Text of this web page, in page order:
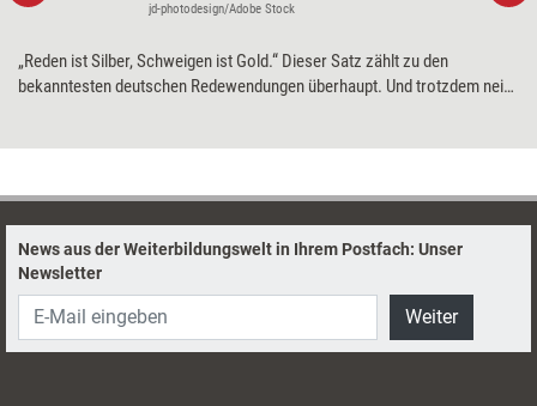
jd-photodesign/Adobe Stock
„Reden ist Silber, Schweigen ist Gold.“ Dieser Satz zählt zu den
bekanntesten deutschen Redewendungen überhaupt. Und trotzdem neigt
News aus der Weiterbildungswelt in Ihrem Postfach: Unser
Newsletter
Weiter